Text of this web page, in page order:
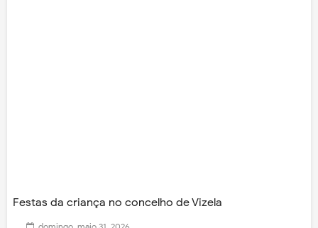
Festas da criança no concelho de Vizela